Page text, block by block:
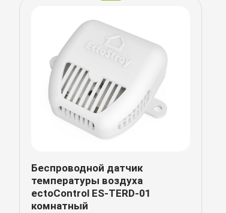
Беспроводной датчик
температуры воздуха
ectoControl ES-TERD-01
комнатный